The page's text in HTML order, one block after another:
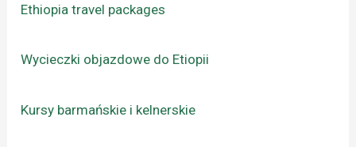
Ethiopia travel packages
Wycieczki objazdowe do Etiopii
Kursy barmańskie i kelnerskie